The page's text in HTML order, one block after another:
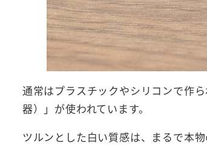
通常はプラスチックやシリコンで作
器）」が使われています。
ツルンとした白い質感は、まるで本